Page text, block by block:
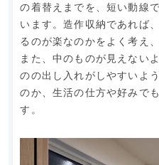
の着替えまでを、短い動線
います。造作収納であれば
るのが楽なのかをよく考え
また、中のものが見えない
のの出し入れがしやすいよ
のか、生活の仕方や好みで
す。